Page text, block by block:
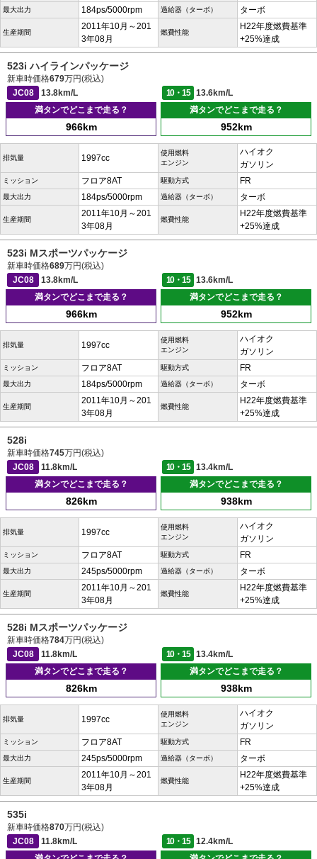
最大出力 184ps/5000rpm 過給器（ターボ） ターボ
生産期間
2011年10月～201
3年08月
燃費性能
H22年度燃費基準
+25%達成
523i ハイラインパッケージ
新車時価格679万円(税込)
JC08
13.8km/L 10・15
13.6km/L
満タンでどこまで走る？
966km
満タンでどこまで走る？
952km
排気量 1997cc
使用燃料
エンジン
ハイオク
ガソリン
ミッション フロア8AT 駆動方式 FR
最大出力 184ps/5000rpm 過給器（ターボ） ターボ
生産期間
2011年10月～201
3年08月
燃費性能
H22年度燃費基準
+25%達成
523i Mスポーツパッケージ
新車時価格689万円(税込)
JC08
13.8km/L 10・15
13.6km/L
満タンでどこまで走る？
966km
満タンでどこまで走る？
952km
排気量 1997cc
使用燃料
エンジン
ハイオク
ガソリン
ミッション フロア8AT 駆動方式 FR
最大出力 184ps/5000rpm 過給器（ターボ） ターボ
生産期間
2011年10月～201
3年08月
燃費性能
H22年度燃費基準
+25%達成
528i
新車時価格745万円(税込)
JC08
11.8km/L 10・15
13.4km/L
満タンでどこまで走る？
826km
満タンでどこまで走る？
938km
排気量 1997cc
使用燃料
エンジン
ハイオク
ガソリン
ミッション フロア8AT 駆動方式 FR
最大出力 245ps/5000rpm 過給器（ターボ） ターボ
生産期間
2011年10月～201
3年08月
燃費性能
H22年度燃費基準
+25%達成
528i Mスポーツパッケージ
新車時価格784万円(税込)
JC08
11.8km/L 10・15
13.4km/L
満タンでどこまで走る？
826km
満タンでどこまで走る？
938km
排気量 1997cc
使用燃料
エンジン
ハイオク
ガソリン
ミッション フロア8AT 駆動方式 FR
最大出力 245ps/5000rpm 過給器（ターボ） ターボ
生産期間
2011年10月～201
3年08月
燃費性能
H22年度燃費基準
+25%達成
535i
新車時価格870万円(税込)
JC08
11.8km/L 10・15
12.4km/L